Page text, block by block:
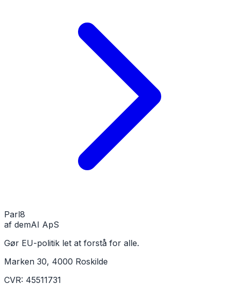
Parl8
af demAI ApS
Gør EU-politik let at forstå for alle.
Marken 30, 4000 Roskilde
CVR: 45511731